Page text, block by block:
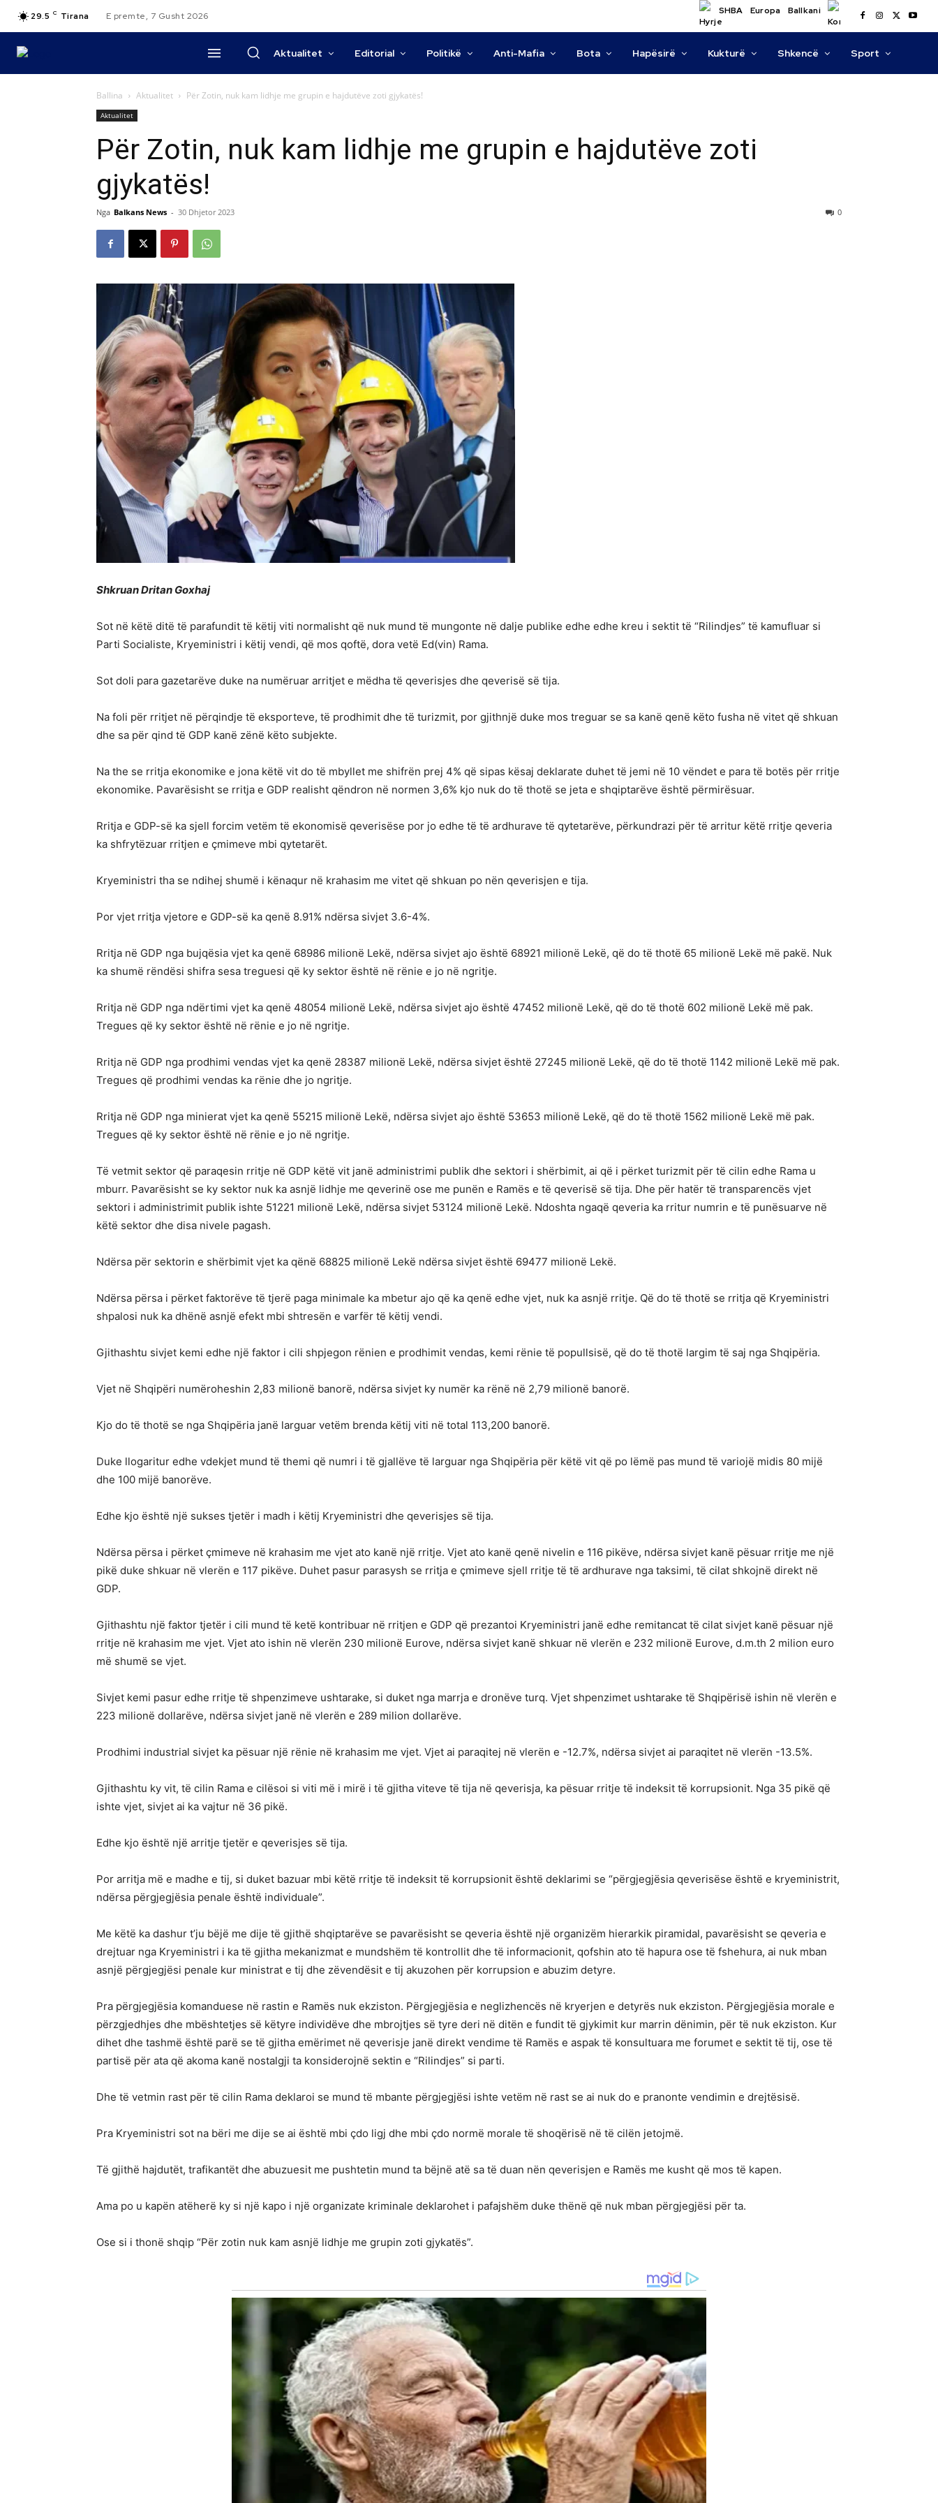
29.5 C Tirana E premte, 7 Gusht 2026 SHBA Europa Ballkani
Aktualitet Editorial Politikë Anti-Mafia Bota Hapësirë Kukturë Shkencë Sport
Ballina Aktualitet Për Zotin, nuk kam lidhje me grupin e hajdutëve zoti gjykatës!
Aktualitet
Për Zotin, nuk kam lidhje me grupin e hajdutëve zoti
gjykatës!
Nga Balkans News - 30 Dhjetor 2023 0
Shkruan Dritan Goxhaj
Sot në këtë ditë të parafundit të këtij viti normalisht që nuk mund të mungonte në dalje publike edhe edhe kreu i sektit të “Rilindjes” të kamufluar si
Parti Socialiste, Kryeministri i këtij vendi, që mos qoftë, dora vetë Ed(vin) Rama.
Sot doli para gazetarëve duke na numëruar arritjet e mëdha të qeverisjes dhe qeverisë së tija.
Na foli për rritjet në përqindje të eksporteve, të prodhimit dhe të turizmit, por gjithnjë duke mos treguar se sa kanë qenë këto fusha në vitet që shkuan
dhe sa për qind të GDP kanë zënë këto subjekte.
Na the se rritja ekonomike e jona këtë vit do të mbyllet me shifrën prej 4% që sipas kësaj deklarate duhet të jemi në 10 vëndet e para të botës për rritje
ekonomike. Pavarësisht se rritja e GDP realisht qëndron në normen 3,6% kjo nuk do të thotë se jeta e shqiptarëve është përmirësuar.
Rritja e GDP-së ka sjell forcim vetëm të ekonomisë qeverisëse por jo edhe të të ardhurave të qytetarëve, përkundrazi për të arritur këtë rritje qeveria
ka shfrytëzuar rritjen e çmimeve mbi qytetarët.
Kryeministri tha se ndihej shumë i kënaqur në krahasim me vitet që shkuan po nën qeverisjen e tija.
Por vjet rritja vjetore e GDP-së ka qenë 8.91% ndërsa sivjet 3.6-4%.
Rritja në GDP nga bujqësia vjet ka qenë 68986 milionë Lekë, ndërsa sivjet ajo është 68921 milionë Lekë, që do të thotë 65 milionë Lekë më pakë. Nuk
ka shumë rëndësi shifra sesa treguesi që ky sektor është në rënie e jo në ngritje.
Rritja në GDP nga ndërtimi vjet ka qenë 48054 milionë Lekë, ndërsa sivjet ajo është 47452 milionë Lekë, që do të thotë 602 milionë Lekë më pak.
Tregues që ky sektor është në rënie e jo në ngritje.
Rritja në GDP nga prodhimi vendas vjet ka qenë 28387 milionë Lekë, ndërsa sivjet është 27245 milionë Lekë, që do të thotë 1142 milionë Lekë më pak.
Tregues që prodhimi vendas ka rënie dhe jo ngritje.
Rritja në GDP nga minierat vjet ka qenë 55215 milionë Lekë, ndërsa sivjet ajo është 53653 milionë Lekë, që do të thotë 1562 milionë Lekë më pak.
Tregues që ky sektor është në rënie e jo në ngritje.
Të vetmit sektor që paraqesin rritje në GDP këtë vit janë administrimi publik dhe sektori i shërbimit, ai që i përket turizmit për të cilin edhe Rama u
mburr. Pavarësisht se ky sektor nuk ka asnjë lidhje me qeverinë ose me punën e Ramës e të qeverisë së tija. Dhe për hatër të transparencës vjet
sektori i administrimit publik ishte 51221 milionë Lekë, ndërsa sivjet 53124 milionë Lekë. Ndoshta ngaqë qeveria ka rritur numrin e të punësuarve në
këtë sektor dhe disa nivele pagash.
Ndërsa për sektorin e shërbimit vjet ka qënë 68825 milionë Lekë ndërsa sivjet është 69477 milionë Lekë.
Ndërsa përsa i përket faktorëve të tjerë paga minimale ka mbetur ajo që ka qenë edhe vjet, nuk ka asnjë rritje. Që do të thotë se rritja që Kryeministri
shpalosi nuk ka dhënë asnjë efekt mbi shtresën e varfër të këtij vendi.
Gjithashtu sivjet kemi edhe një faktor i cili shpjegon rënien e prodhimit vendas, kemi rënie të popullsisë, që do të thotë largim të saj nga Shqipëria.
Vjet në Shqipëri numëroheshin 2,83 milionë banorë, ndërsa sivjet ky numër ka rënë në 2,79 milionë banorë.
Kjo do të thotë se nga Shqipëria janë larguar vetëm brenda këtij viti në total 113,200 banorë.
Duke llogaritur edhe vdekjet mund të themi që numri i të gjallëve të larguar nga Shqipëria për këtë vit që po lëmë pas mund të variojë midis 80 mijë
dhe 100 mijë banorëve.
Edhe kjo është një sukses tjetër i madh i këtij Kryeministri dhe qeverisjes së tija.
Ndërsa përsa i përket çmimeve në krahasim me vjet ato kanë një rritje. Vjet ato kanë qenë nivelin e 116 pikëve, ndërsa sivjet kanë pësuar rritje me një
pikë duke shkuar në vlerën e 117 pikëve. Duhet pasur parasysh se rritja e çmimeve sjell rritje të të ardhurave nga taksimi, të cilat shkojnë direkt në
GDP.
Gjithashtu një faktor tjetër i cili mund të ketë kontribuar në rritjen e GDP që prezantoi Kryeministri janë edhe remitancat të cilat sivjet kanë pësuar një
rritje në krahasim me vjet. Vjet ato ishin në vlerën 230 milionë Eurove, ndërsa sivjet kanë shkuar në vlerën e 232 milionë Eurove, d.m.th 2 milion euro
më shumë se vjet.
Sivjet kemi pasur edhe rritje të shpenzimeve ushtarake, si duket nga marrja e dronëve turq. Vjet shpenzimet ushtarake të Shqipërisë ishin në vlerën e
223 milionë dollarëve, ndërsa sivjet janë në vlerën e 289 milion dollarëve.
Prodhimi industrial sivjet ka pësuar një rënie në krahasim me vjet. Vjet ai paraqitej në vlerën e -12.7%, ndërsa sivjet ai paraqitet në vlerën -13.5%.
Gjithashtu ky vit, të cilin Rama e cilësoi si viti më i mirë i të gjitha viteve të tija në qeverisja, ka pësuar rritje të indeksit të korrupsionit. Nga 35 pikë që
ishte vjet, sivjet ai ka vajtur në 36 pikë.
Edhe kjo është një arritje tjetër e qeverisjes së tija.
Por arritja më e madhe e tij, si duket bazuar mbi këtë rritje të indeksit të korrupsionit është deklarimi se “përgjegjësia qeverisëse është e kryeministrit,
ndërsa përgjegjësia penale është individuale”.
Me këtë ka dashur t’ju bëjë me dije të gjithë shqiptarëve se pavarësisht se qeveria është një organizëm hierarkik piramidal, pavarësisht se qeveria e
drejtuar nga Kryeministri i ka të gjitha mekanizmat e mundshëm të kontrollit dhe të informacionit, qofshin ato të hapura ose të fshehura, ai nuk mban
asnjë përgjegjësi penale kur ministrat e tij dhe zëvendësit e tij akuzohen për korrupsion e abuzim detyre.
Pra përgjegjësia komanduese në rastin e Ramës nuk ekziston. Përgjegjësia e neglizhencës në kryerjen e detyrës nuk ekziston. Përgjegjësia morale e
përzgjedhjes dhe mbështetjes së këtyre individëve dhe mbrojtjes së tyre deri në ditën e fundit të gjykimit kur marrin dënimin, për të nuk ekziston. Kur
dihet dhe tashmë është parë se të gjitha emërimet në qeverisje janë direkt vendime të Ramës e aspak të konsultuara me forumet e sektit të tij, ose të
partisë për ata që akoma kanë nostalgji ta konsiderojnë sektin e “Rilindjes” si parti.
Dhe të vetmin rast për të cilin Rama deklaroi se mund të mbante përgjegjësi ishte vetëm në rast se ai nuk do e pranonte vendimin e drejtësisë.
Pra Kryeministri sot na bëri me dije se ai është mbi çdo ligj dhe mbi çdo normë morale të shoqërisë në të cilën jetojmë.
Të gjithë hajdutët, trafikantët dhe abuzuesit me pushtetin mund ta bëjnë atë sa të duan nën qeverisjen e Ramës me kusht që mos të kapen.
Ama po u kapën atëherë ky si një kapo i një organizate kriminale deklarohet i pafajshëm duke thënë që nuk mban përgjegjësi për ta.
Ose si i thonë shqip “Për zotin nuk kam asnjë lidhje me grupin zoti gjykatës”.